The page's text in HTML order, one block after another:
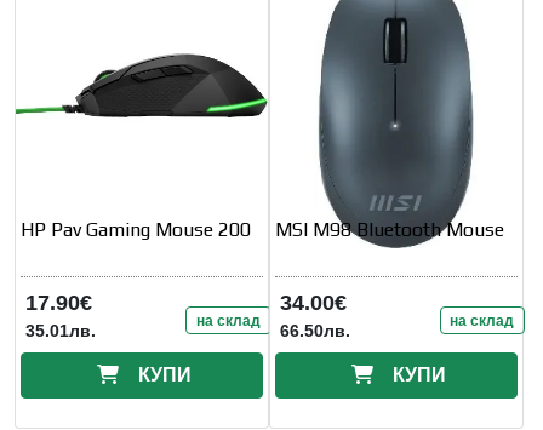
HP Pav Gaming Mouse 200
17.90€
35.01лв. на склад
КУПИ
MSI M98 Bluetooth Mouse
34.00€
66.50лв. на склад
КУПИ